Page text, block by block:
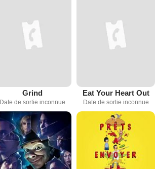
Grind
Date de sortie inconnue
Eat Your Heart Out
Date de sortie inconnue